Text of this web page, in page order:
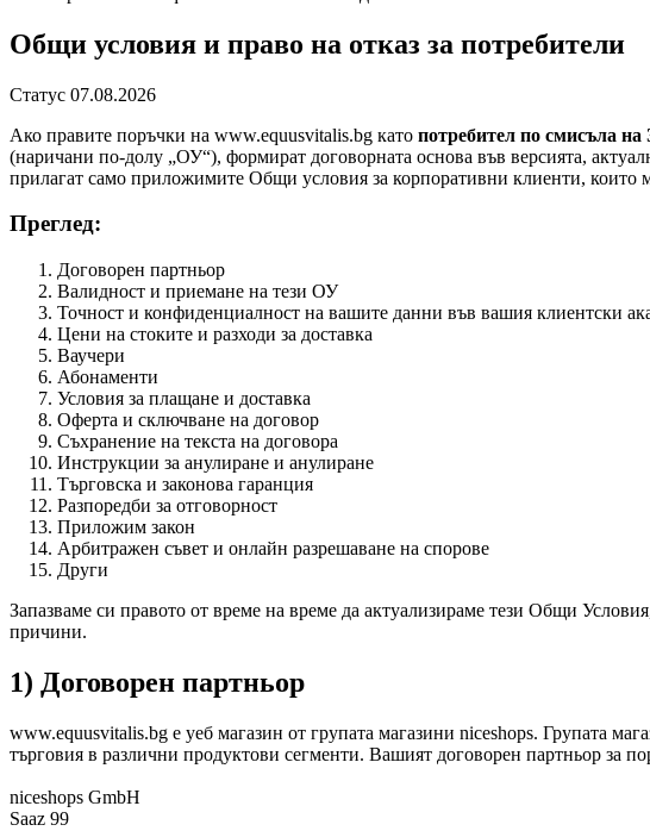
Общи условия и право на отказ за потребители
Статус 07.08.2026
Ако правите поръчки на www.equusvitalis.bg като потребител по смисъла на
(наричани по-долу „ОУ“), формират договорната основа във версията,
прилагат само приложимите Общи условия за корпоративни клиенти, които
Преглед:
Договорен партньор
Валидност и приемане на тези ОУ
Точност и конфиденциалност на вашите данни във вашия клиентски
Цени на стоките и разходи за доставка
Ваучери
Абонаменти
Условия за плащане и доставка
Оферта и сключване на договор
Съхранение на текста на договора
Инструкции за анулиране и анулиране
Търговска и законова гаранция
Разпоредби за отговорност
Приложим закон
Арбитражен съвет и онлайн разрешаване на спорове
Други
Запазваме си правото от време на време да актуализираме тези Общи
причини.
1) Договорен партньор
www.equusvitalis.bg е уеб магазин от групата магазини niceshops. Групата
търговия в различни продуктови сегменти. Вашият договорен партньор за
niceshops GmbH
Saaz 99